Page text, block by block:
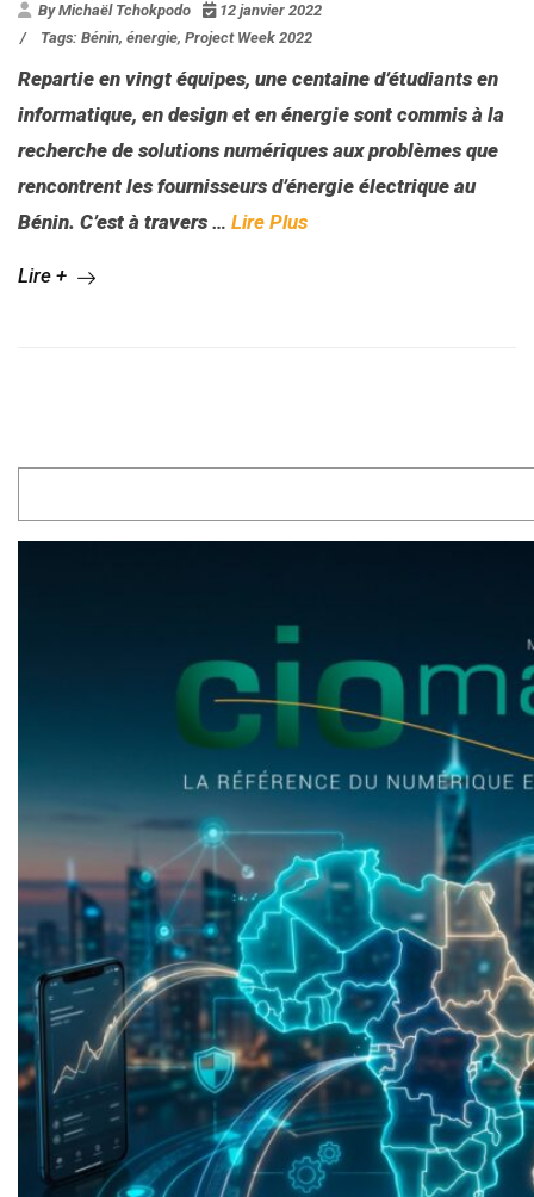
By Michaël Tchokpodo
12 janvier 2022
/
Tags: Bénin, énergie, Project Week 2022
Repartie en vingt équipes, une centaine d’étudiants en
informatique, en design et en énergie sont commis à la
recherche de solutions numériques aux problèmes que
rencontrent les fournisseurs d’énergie électrique au
Bénin. C’est à travers … Lire Plus
Lire +